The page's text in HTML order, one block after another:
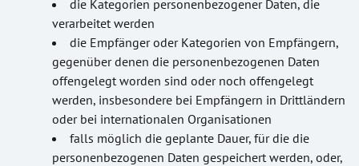
die Kategorien personenbezogener Daten, die
verarbeitet werden
die Empfänger oder Kategorien von Empfängern,
gegenüber denen die personenbezogenen Daten
offengelegt worden sind oder noch offengelegt
werden, insbesondere bei Empfängern in Drittländern
oder bei internationalen Organisationen
falls möglich die geplante Dauer, für die die
personenbezogenen Daten gespeichert werden, oder,